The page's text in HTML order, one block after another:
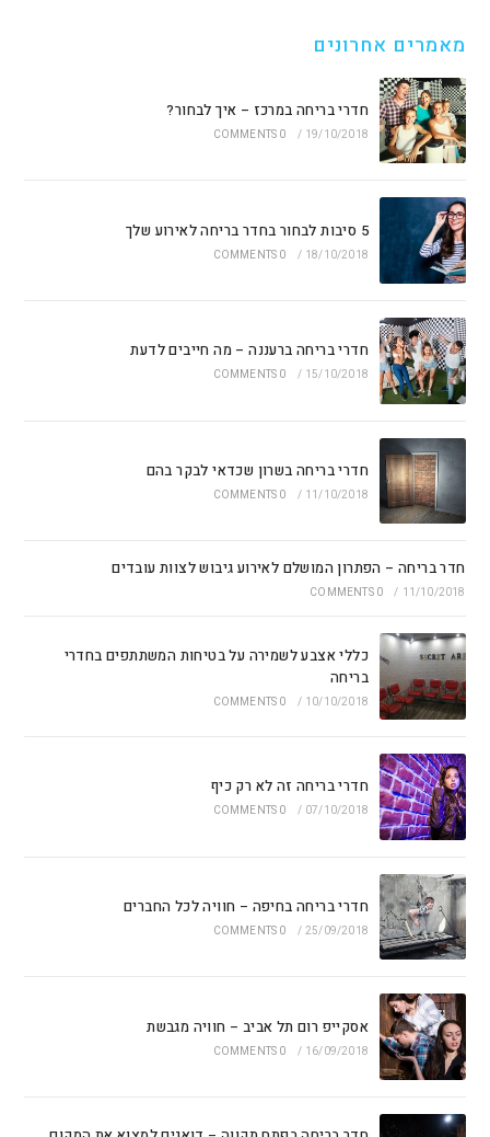
מאמרים אחרונים
חדרי בריחה במרכז – איך לבחור?
19/10/2018
/
0 COMMENTS
5 סיבות לבחור בחדר בריחה לאירוע שלך
18/10/2018
/
0 COMMENTS
חדרי בריחה ברעננה – מה חייבים לדעת
15/10/2018
/
0 COMMENTS
חדרי בריחה בשרון שכדאי לבקר בהם
11/10/2018
/
0 COMMENTS
חדר בריחה – הפתרון המושלם לאירוע גיבוש לצוות עובדים
11/10/2018
/
0 COMMENTS
כללי אצבע לשמירה על בטיחות המשתתפים בחדרי
בריחה
10/10/2018
/
0 COMMENTS
חדרי בריחה זה לא רק כיף
07/10/2018
/
0 COMMENTS
חדרי בריחה בחיפה – חוויה לכל החברים
25/09/2018
/
0 COMMENTS
אסקייפ רום תל אביב – חוויה מגבשת
16/09/2018
/
0 COMMENTS